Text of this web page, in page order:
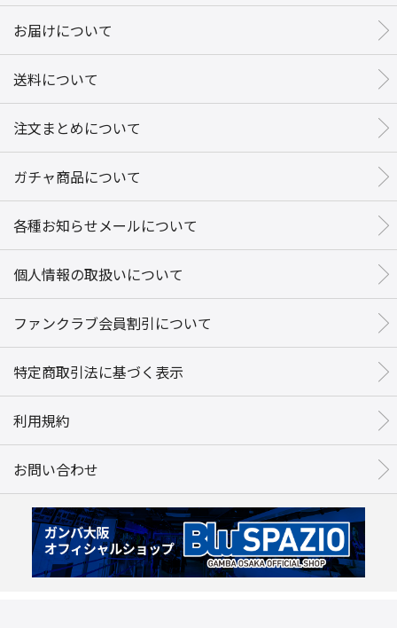
お届けについて
送料について
注文まとめについて
ガチャ商品について
各種お知らせメールについて
個人情報の取扱いについて
ファンクラブ会員割引について
特定商取引法に基づく表示
利用規約
お問い合わせ